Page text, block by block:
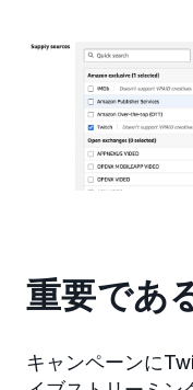
重要であ
キャンペーンに